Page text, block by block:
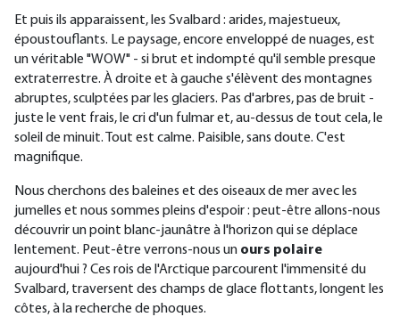
Et puis ils apparaissent, les Svalbard : arides, majestueux,
époustouflants. Le paysage, encore enveloppé de nuages, est
un véritable "WOW" - si brut et indompté qu'il semble presque
extraterrestre. À droite et à gauche s'élèvent des montagnes
abruptes, sculptées par les glaciers. Pas d'arbres, pas de bruit -
juste le vent frais, le cri d'un fulmar et, au-dessus de tout cela, le
soleil de minuit. Tout est calme. Paisible, sans doute. C'est
magnifique.
Nous cherchons des baleines et des oiseaux de mer avec les
jumelles et nous sommes pleins d'espoir : peut-être allons-nous
découvrir un point blanc-jaunâtre à l'horizon qui se déplace
lentement. Peut-être verrons-nous un ours polaire
aujourd'hui ? Ces rois de l'Arctique parcourent l'immensité du
Svalbard, traversent des champs de glace flottants, longent les
côtes, à la recherche de phoques.